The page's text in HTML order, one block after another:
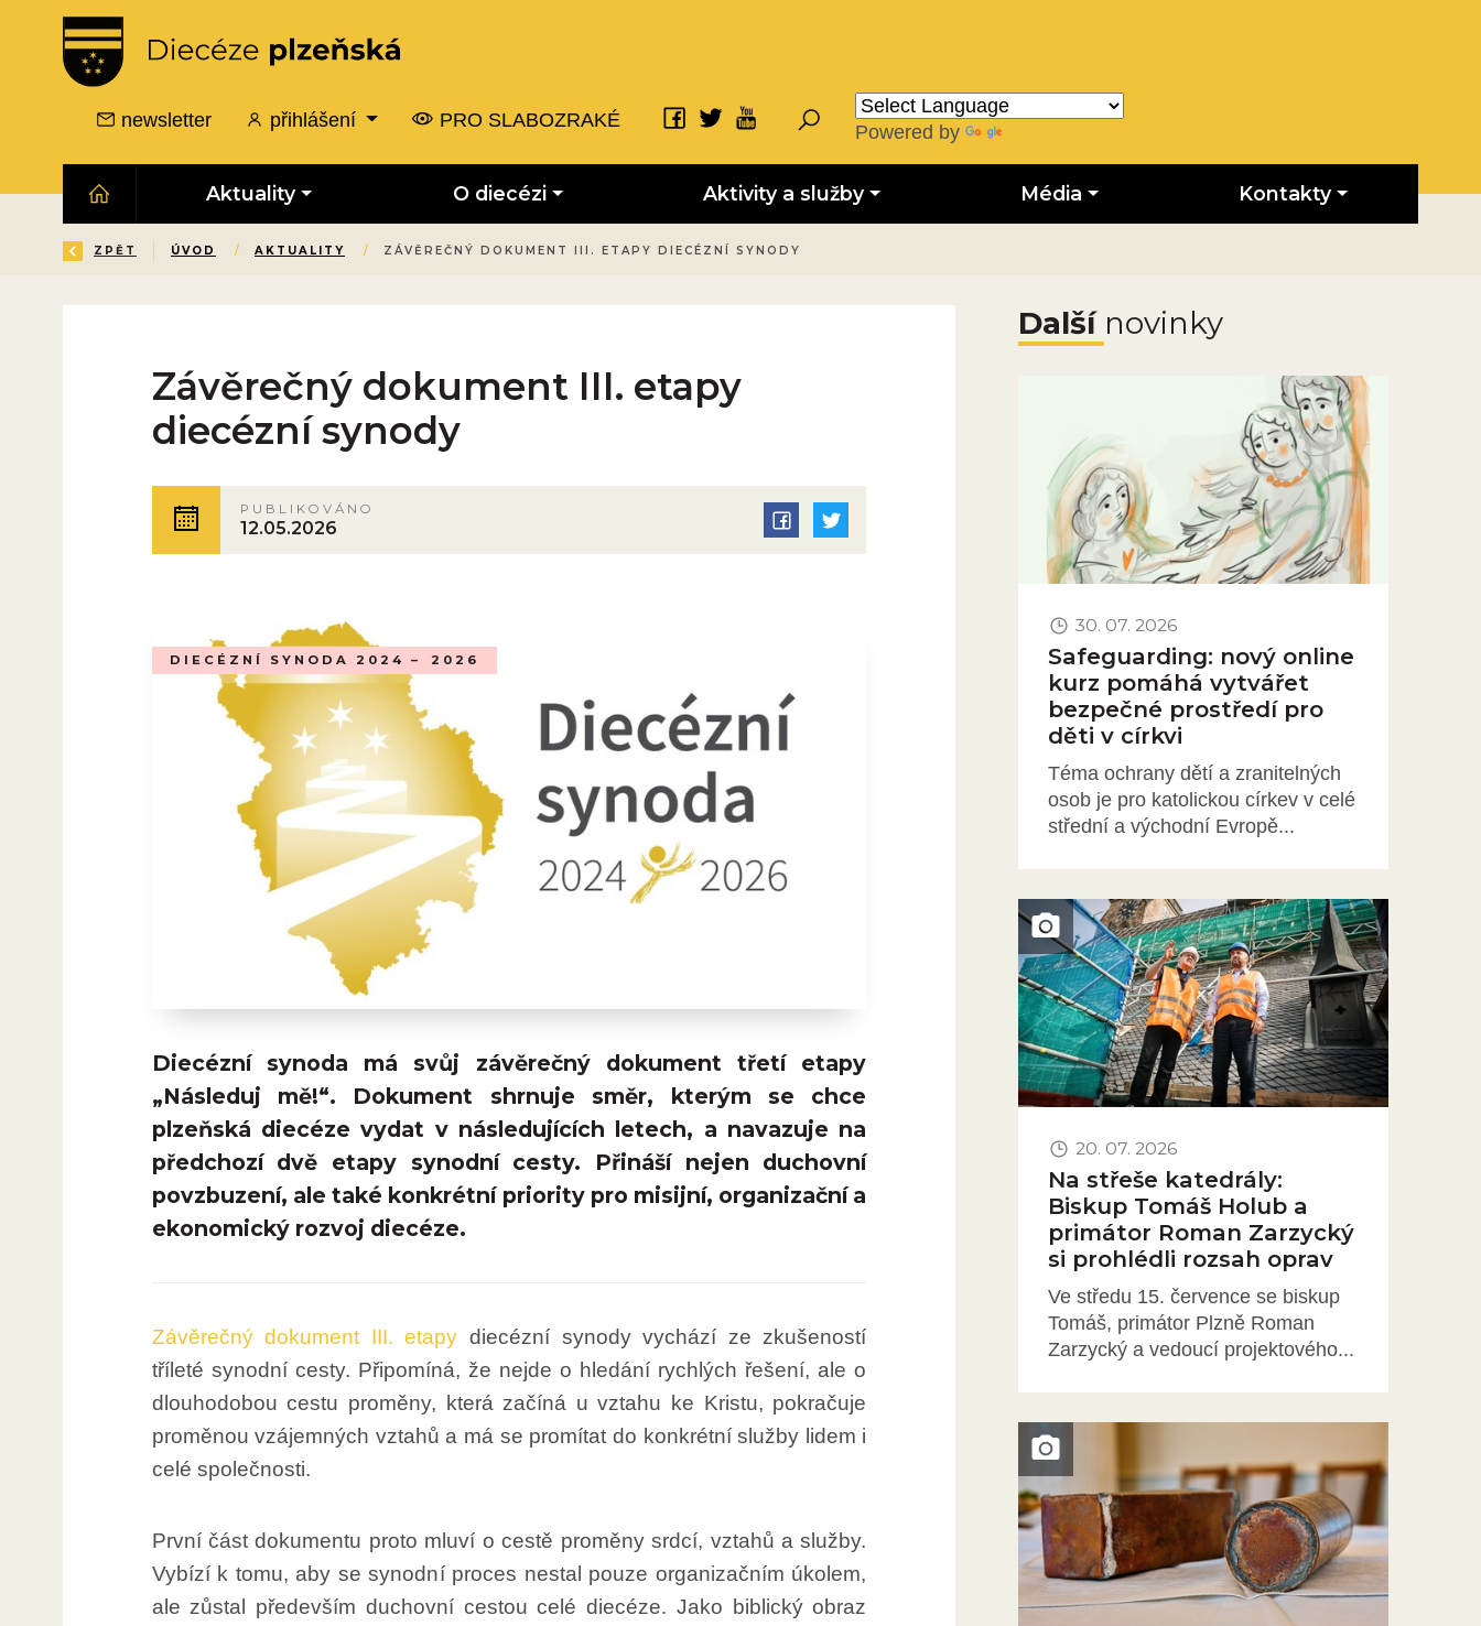
newsletter přihlášení PRO SLABOZRAKÉ
Powered by
Aktuality O diecézi Aktivity a služby Média Kontakty
ZPĚT ÚVOD / AKTUALITY / ZÁVĚREČNÝ DOKUMENT III. ETAPY DIECÉZNÍ SYNODY
Závěrečný dokument III. etapy
diecézní synody
PUBLIKOVÁNO
12.05.2026
DIECÉZNÍ SYNODA 2024 –⁠ 2026
Diecézní synoda má svůj závěrečný dokument třetí etapy
„Následuj mě!“. Dokument shrnuje směr, kterým se chce
plzeňská diecéze vydat v následujících letech, a navazuje na
předchozí dvě etapy synodní cesty. Přináší nejen duchovní
povzbuzení, ale také konkrétní priority pro misijní, organizační a
ekonomický rozvoj diecéze.
Závěrečný dokument III. etapy diecézní synody vychází ze zkušeností
tříleté synodní cesty. Připomíná, že nejde o hledání rychlých řešení, ale o
dlouhodobou cestu proměny, která začíná u vztahu ke Kristu, pokračuje
proměnou vzájemných vztahů a má se promítat do konkrétní služby lidem i
celé společnosti.
První část dokumentu proto mluví o cestě proměny srdcí, vztahů a služby.
Vybízí k tomu, aby se synodní proces nestal pouze organizačním úkolem,
ale zůstal především duchovní cestou celé diecéze. Jako biblický obraz
Další novinky
30. 07. 2026
Safeguarding: nový online
kurz pomáhá vytvářet
bezpečné prostředí pro
děti v církvi
Téma ochrany dětí a zranitelných
osob je pro katolickou církev v celé
střední a východní Evropě...
Obrázek novinky
20. 07. 2026
Na střeše katedrály:
Biskup Tomáš Holub a
primátor Roman Zarzycký
si prohlédli rozsah oprav
Ve středu 15. července se biskup
Tomáš, primátor Plzně Roman
Zarzycký a vedoucí projektového...
Obrázek novinky